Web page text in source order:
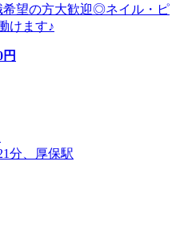
希望の方大歓迎◎ネイル・ピ
けます♪
円
分、厚保駅